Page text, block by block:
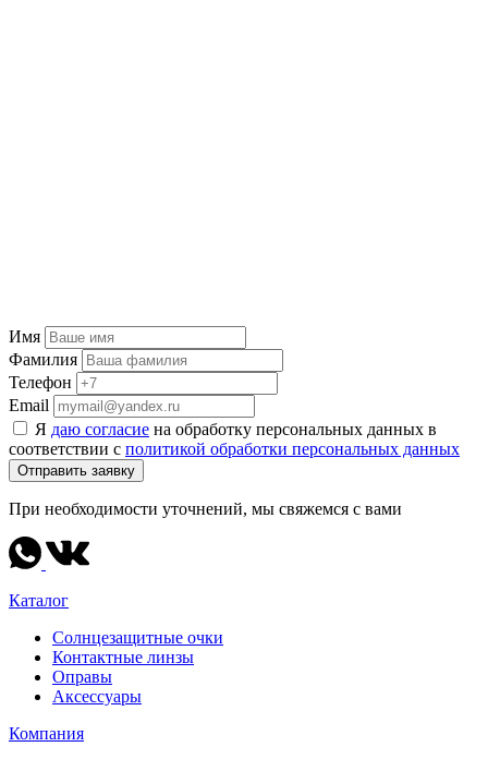
Имя
Фамилия
Телефон
Email
Я даю согласие на обработку персональных данных в
соответствии с политикой обработки персональных данных
Отправить заявку
При необходимости уточнений, мы свяжемся с вами
Каталог
Солнцезащитные очки
Контактные линзы
Оправы
Аксессуары
Компания